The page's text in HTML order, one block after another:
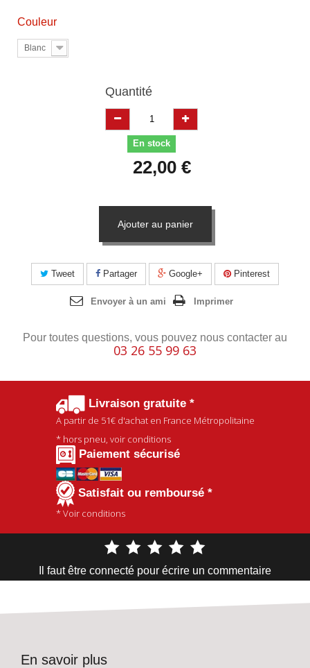
Couleur
Blanc
Quantité
En stock
22,00 €
Ajouter au panier
Tweet Partager Google+ Pinterest
Envoyer à un ami Imprimer
Pour toutes questions, vous pouvez nous contacter au
03 26 55 99 63
Livraison gratuite *
A partir de 51€d'achat en France Métropolitaine
* hors pneu, voir conditions
Paiement sécurisé
Satisfait ou remboursé *
* Voir conditions
Il faut être connecté pour écrire un commentaire
En savoir plus